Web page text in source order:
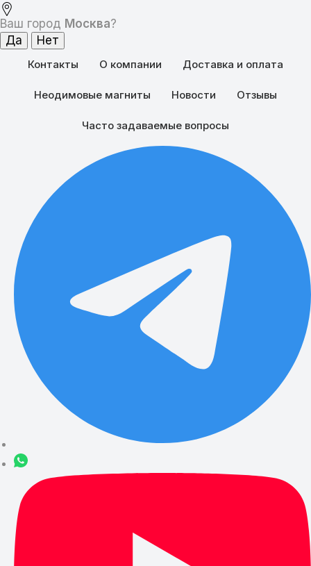
Ваш город Москва?
Контакты О компании Доставка и оплата
Неодимовые магниты Новости Отзывы
Часто задаваемые вопросы